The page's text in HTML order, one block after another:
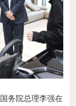
务院总理李强在